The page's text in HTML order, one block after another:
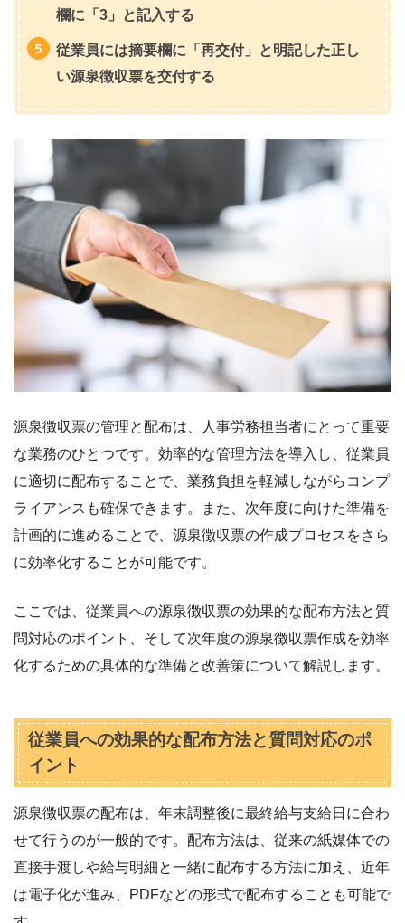
欄に「3」と記入する
従業員には摘要欄に「再交付」と明記した正し
い源泉徴収票を交付する
源泉徴収票の管理と配布は、人事労務担当者にとって重要
な業務のひとつです。効率的な管理方法を導入し、従業員
に適切に配布することで、業務負担を軽減しながらコンプ
ライアンスも確保できます。また、次年度に向けた準備を
計画的に進めることで、源泉徴収票の作成プロセスをさら
に効率化することが可能です。
ここでは、従業員への源泉徴収票の効果的な配布方法と質
問対応のポイント、そして次年度の源泉徴収票作成を効率
化するための具体的な準備と改善策について解説します。
従業員への効果的な配布方法と質問対応のポ
イント
源泉徴収票の配布は、年末調整後に最終給与支給日に合わ
せて行うのが一般的です。配布方法は、従来の紙媒体での
直接手渡しや給与明細と一緒に配布する方法に加え、近年
は電子化が進み、PDFなどの形式で配布することも可能で